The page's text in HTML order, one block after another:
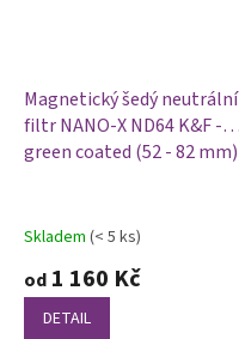
Magnetický šedý neutrální
filtr NANO-X ND64 K&F -
green coated (52 - 82 mm)
Skladem (< 5 ks)
od 1 160 Kč
DETAIL